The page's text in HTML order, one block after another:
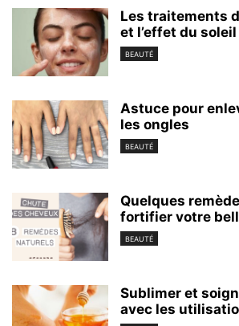
Les traitements
et l’effet du soleil
BEAUTÉ
Astuce pour
les ongles
BEAUTÉ
Quelques
fortifier votre
BEAUTÉ
Sublimer et
avec les